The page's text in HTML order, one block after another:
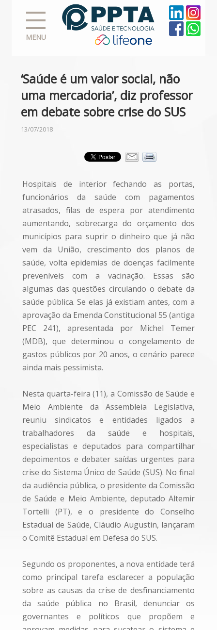
MENU
‘Saúde é um valor social, não
uma mercadoria’, diz professor
em debate sobre crise do SUS
13/07/2018
Hospitais de interior fechando as portas,
funcionários da saúde com pagamentos
atrasados, filas de espera por atendimento
aumentando, sobrecarga do orçamento dos
municípios para suprir o dinheiro que já não
vem da União, crescimento dos planos de
saúde, volta epidemias de doenças facilmente
preveníveis com a vacinação. Essas são
algumas das questões circulando o debate da
saúde pública. Se elas já existiam antes, com a
aprovação da Emenda Constitucional 55 (antiga
PEC 241), apresentada por Michel Temer
(MDB), que determinou o congelamento de
gastos públicos por 20 anos, o cenário parece
ainda mais pessimista.
Nesta quarta-feira (11), a Comissão de Saúde e
Meio Ambiente da Assembleia Legislativa,
reuniu sindicatos e entidades ligados a
trabalhadores da saúde e hospitais,
especialistas e deputados para compartilhar
depoimentos e debater saídas urgentes para
crise do Sistema Único de Saúde (SUS). No final
da audiência pública, o presidente da Comissão
de Saúde e Meio Ambiente, deputado Altemir
Tortelli (PT), e o presidente do Conselho
Estadual de Saúde, Cláudio Augustin, lançaram
o Comitê Estadual em Defesa do SUS.
Segundo os proponentes, a nova entidade terá
como principal tarefa esclarecer a população
sobre as causas da crise de desfinanciamento
da saúde pública no Brasil, denunciar os
governantes e políticos que propõem e